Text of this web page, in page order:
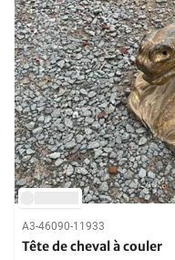
A3-46090-11933
Tête de cheval à couler